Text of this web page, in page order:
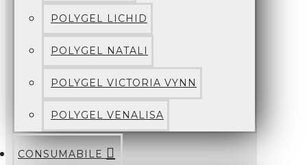
POLYGEL LICHID
POLYGEL NATALI
POLYGEL VICTORIA VYNN
POLYGEL VENALISA
CONSUMABILE